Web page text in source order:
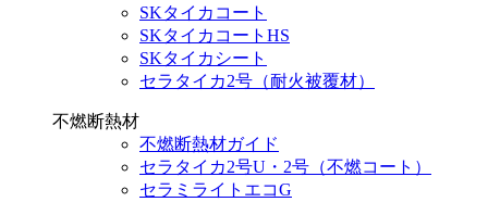
SKタイカコート
SKタイカコートHS
SKタイカシート
セラタイカ2号（耐火被覆材）
不燃断熱材
不燃断熱材ガイド
セラタイカ2号U・2号（不燃コート）
セラミライトエコG